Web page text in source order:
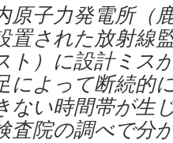
原子力発電所（
置された放射線
ト）に設計ミス
によって断続的
ない時間帯が生
査院の調べで分